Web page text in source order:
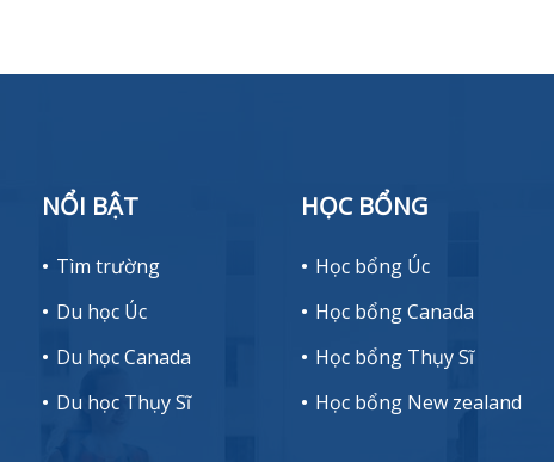
NỔI BẬT
Tìm trường
Du học Úc
Du học Canada
Du học Thụy Sĩ
HỌC BỔNG
Học bổng Úc
Học bổng Canada
Học bổng Thụy Sĩ
Học bổng New zealand